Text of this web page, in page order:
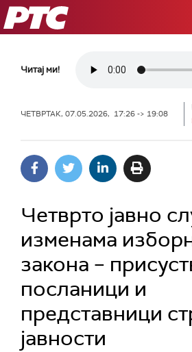
РТС
Читај ми!
ЧЕТВРТАК, 07.05.2026, 17:26 -> 19:08
Четврто јавно
изменама
закона –
посланици и
представници
јавности